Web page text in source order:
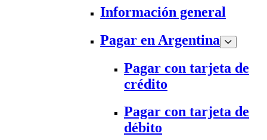
Información general
Pagar en Argentina
Pagar con tarjeta de
crédito
Pagar con tarjeta de
débito